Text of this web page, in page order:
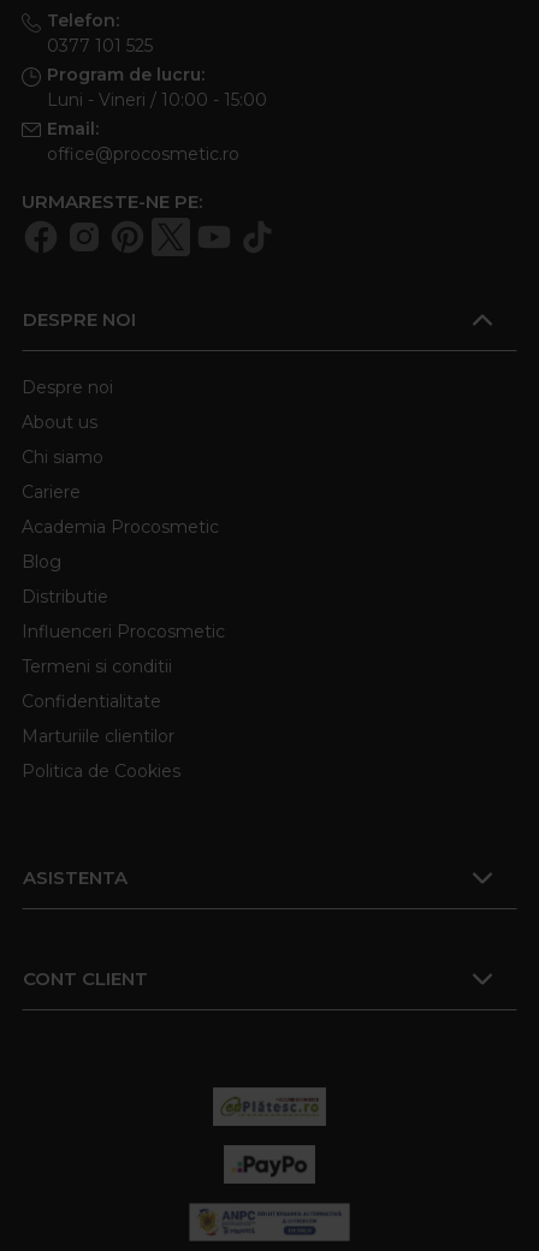
Telefon:
0377 101 525
Program de lucru:
Luni - Vineri / 10:00 - 15:00
Email:
office@procosmetic.ro
URMARESTE-NE PE:
DESPRE NOI
Despre noi
About us
Chi siamo
Cariere
Academia Procosmetic
Blog
Distributie
Influenceri Procosmetic
Termeni si conditii
Confidentialitate
Marturiile clientilor
Politica de Cookies
ASISTENTA
CONT CLIENT